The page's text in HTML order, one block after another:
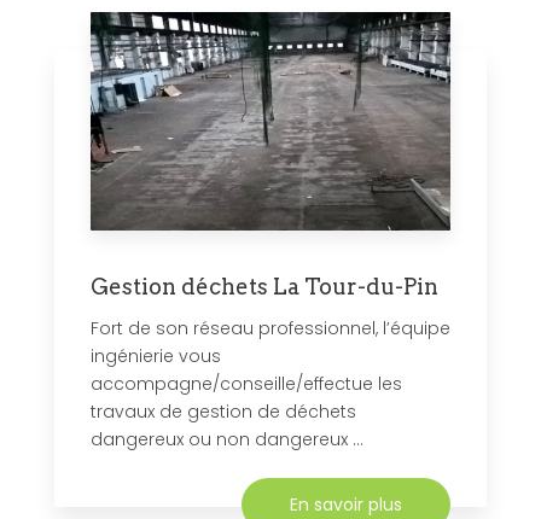
Gestion déchets La Tour-du-Pin
Fort de son réseau professionnel, l’équipe
ingénierie vous
accompagne/conseille/effectue les
travaux de gestion de déchets
dangereux ou non dangereux ...
En savoir plus